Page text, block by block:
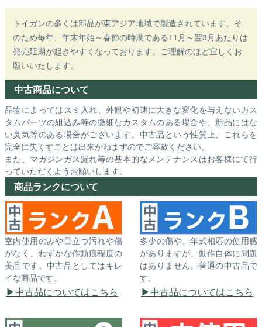
トイガンの多くは部品が東アジア地域で製造されています。そ
のため毎年、年末年始～春節の時期である11月～翌3月あたりは
発売延期が起きやすくなっております。ご理解のほど宜しくお
願いいたします。
中古商品について
品物によってはスミ入れ、外観や初速に大きな変化を与えないカス
タムパーツの組込み等の微細なカスタムのある場合や、新品にはな
い臭気等のある場合がございます。中古品という性質上、これらを
完全に失くすことは出来かねますのでご容赦ください。
また、マガジンガス漏れ等の基本的なメンテナンスはお客様にて行
っていただくようお願いします。
商品ランクについて
室内使用のみや目立つ汚れや傷
がなく、わずかな作動痕程度の
美品です。中古品としてはキレ
イな商品です。
中古品についてはこちら
多少の傷や、年式相応の使用感
がありますが、動作自体に問題
はありません。普通の中古品で
す。
中古品についてはこちら